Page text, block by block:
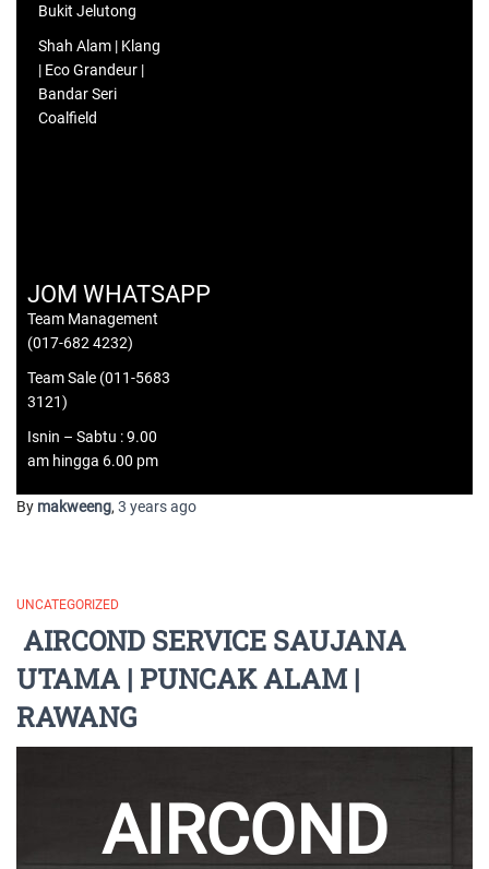
Bukit Jelutong
Shah Alam | Klang
| Eco Grandeur |
Bandar Seri
Coalfield
JOM WHATSAPP
Team Management
(017-682 4232)
Team Sale (011-5683
3121)
Isnin – Sabtu : 9.00
am hingga 6.00 pm
By makweeng, 3 yearsago
UNCATEGORIZED
AIRCOND SERVICE SAUJANA
UTAMA | PUNCAK ALAM |
RAWANG
AIRCOND